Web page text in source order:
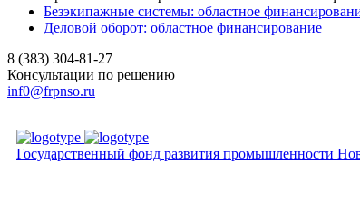
Безэкипажные системы: областное
Деловой оборот: областное финансирование
8 (383) 304-81-27
Консультации по решению
inf0@frpnso.ru
Государственный фонд развития промышленности